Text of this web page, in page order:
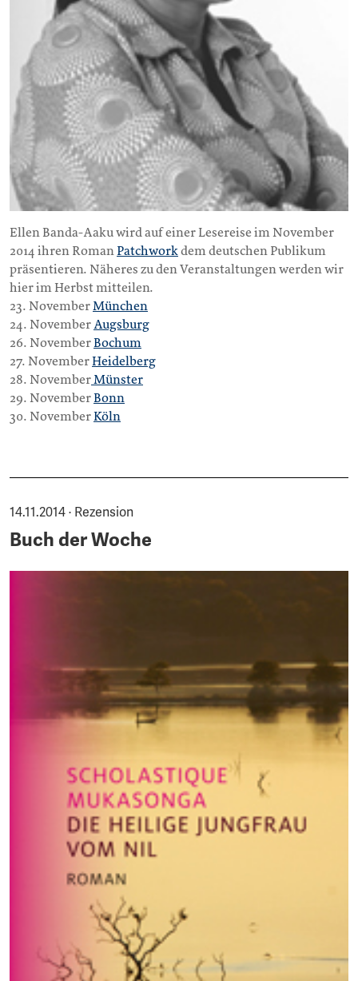
Ellen Banda-Aaku wird auf einer Lesereise im November
2014 ihren Roman Patchworkdem deutschen Publikum
präsentieren. Näheres zu den Veranstaltungen werden wir
hier im Herbst mitteilen.
23. NovemberMünchen
24. NovemberAugsburg
26. NovemberBochum
27. NovemberHeidelberg
28. NovemberMünster
29. NovemberBonn
30. NovemberKöln
14.11.2014 · Rezension
Buch der Woche